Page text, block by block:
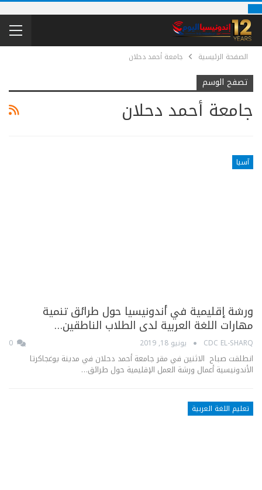
الصفحة الرئيسية جامعة أحمد دحلان
تصفح الوسم
جامعة أحمد دحلان
آسيا
ورشة إقليمية في أندونيسيا حول طرائق تنمية
مهارات اللغة العربية لدى الطلاب الناطقين…
CDC EL-SHARQ يونيو 18, 2019
انطلقت صباح الاثنين في مقر جامعة أحمد دحلان في مدينة يوغجاكرتا
الأندونيسية أعمال ورشة العمل الإقليمية حول طرائق…
تعليم اللغة العربية